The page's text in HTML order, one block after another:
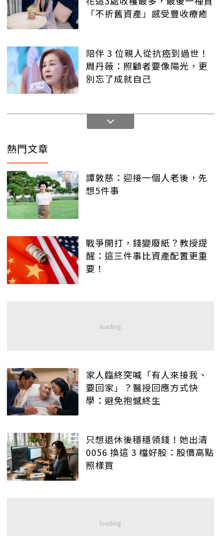
「不折舊資產」感受豐收療癒
陪伴 3 位親人從抗癌到過世！
周丹薇：照顧者要像陽光，更
別忘了成就自己
熱門文章
譚敦慈：迎接一個人老後，先
想5件事
戰爭開打，錢變廢紙？教授提
醒：這三件事比資產配置更重
要！
家人臨終突喊「有人來接我、
要回家」？醫授回應方式快
學：避免抱憾終生
只想退休後穩穩領錢！她出清
0056 換這 3 檔好股：股價高點
照樣買